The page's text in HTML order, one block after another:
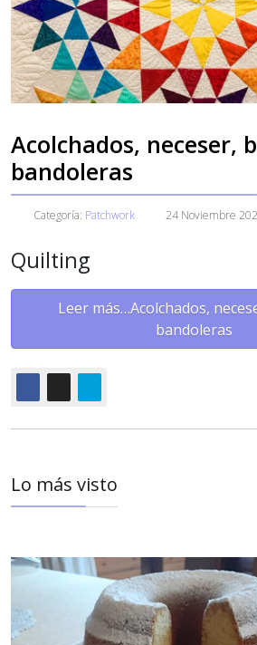
Acolchados, neceser,
bandoleras
Categoría: Patchwork 24 Noviembre
Quilting
Leer más…Acolchados,
bandoleras
Lo más visto